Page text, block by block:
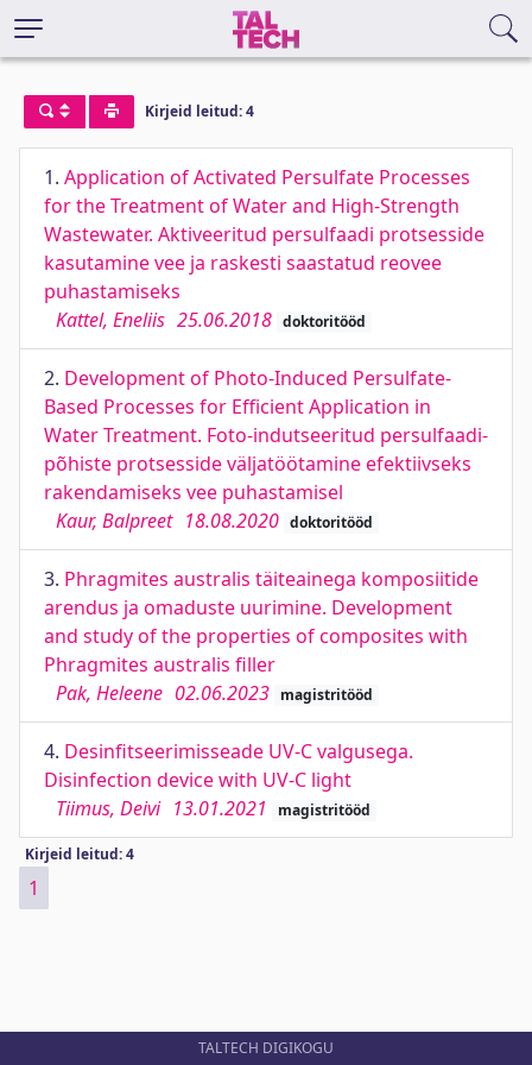
Kirjeid leitud: 4
1. Application of Activated Persulfate Processes
for the Treatment of Water and High-Strength
Wastewater. Aktiveeritud persulfaadi protsesside
kasutamine vee ja raskesti saastatud reovee
puhastamiseks
Kattel, Eneliis 25.06.2018 doktoritööd
2. Development of Photo-Induced Persulfate-
Based Processes for Efficient Application in
Water Treatment. Foto-indutseeritud persulfaadi-
põhiste protsesside väljatöötamine efektiivseks
rakendamiseks vee puhastamisel
Kaur, Balpreet 18.08.2020 doktoritööd
3. Phragmites australis täiteainega komposiitide
arendus ja omaduste uurimine. Development
and study of the properties of composites with
Phragmites australis filler
Pak, Heleene 02.06.2023 magistritööd
4. Desinfitseerimisseade UV-C valgusega.
Disinfection device with UV-C light
Tiimus, Deivi 13.01.2021 magistritööd
Kirjeid leitud: 4
1
TALTECH DIGIKOGU